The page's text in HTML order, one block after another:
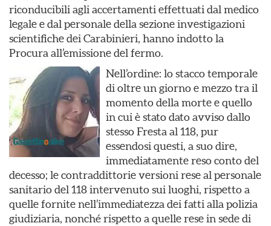
riconducibili agli accertamenti effettuati dal medico
legale e dal personale della sezione investigazioni
scientifiche dei Carabinieri, hanno indotto la
Procura all’emissione del fermo.
Nell’ordine: lo stacco temporale
di oltre un giorno e mezzo tra il
momento della morte e quello
in cui è stato dato avviso dallo
stesso Fresta al 118, pur
essendosi questi, a suo dire,
immediatamente reso conto del
decesso; le contraddittorie versioni rese al personale
sanitario del 118 intervenuto sui luoghi, rispetto a
quelle fornite nell’immediatezza dei fatti alla polizia
giudiziaria, nonché rispetto a quelle rese in sede di